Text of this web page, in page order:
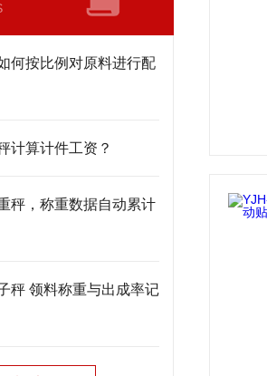
何按比例对原料进行配
计算计件工资？
秤，称重数据自动累计
秤 领料称重与出成率记